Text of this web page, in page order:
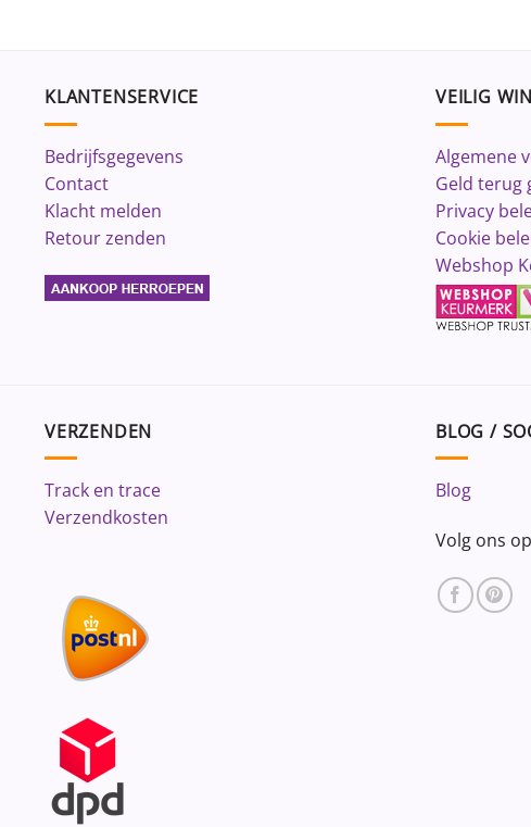
KLANTENSERVICE
Bedrijfsgegevens
Contact
Klacht melden
Retour zenden
VEILIG
Algemene
Geld terug
Privacy
Cookie
Webshop
VERZENDEN
Track en trace
Verzendkosten
BLOG /
Blog
Volg ons